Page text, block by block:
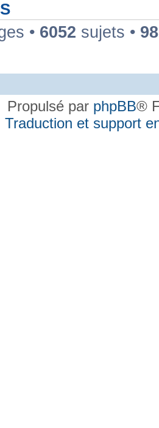
• 6052 sujets •
Propulsé par phpBB®
Traduction et support